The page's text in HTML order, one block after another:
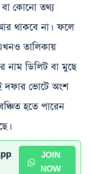
বা কোনো তথ্য
থাকবে না। ফলে
তালিকায়
নাম ডিলিট বা মুছে
দফার ভোটে অংশ
হতে পারেন
JOIN
NOW